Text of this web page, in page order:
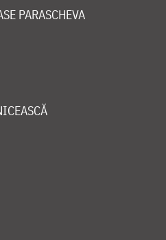
PARASCHEVA